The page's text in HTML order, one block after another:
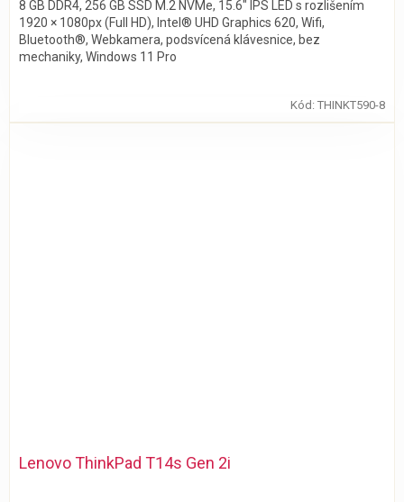
8 GB DDR4, 256 GB SSD M.2 NVMe, 15.6″ IPS LED s rozlišením
1920 × 1080px (Full HD), Intel® UHD Graphics 620, Wifi,
Bluetooth®, Webkamera, podsvícená klávesnice, bez
mechaniky, Windows 11 Pro
Kód: THINKT590-8
Lenovo ThinkPad T14s Gen 2i